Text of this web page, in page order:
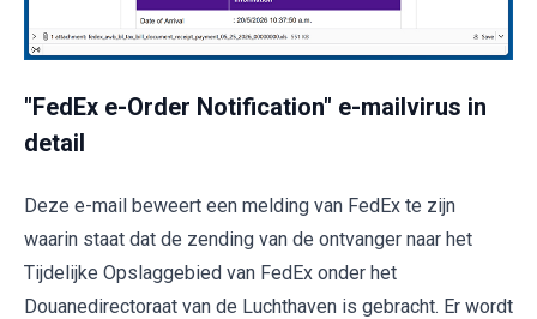
"FedEx e-Order Notification" e-mailvirus in
detail
Deze e-mail beweert een melding van FedEx te zijn
waarin staat dat de zending van de ontvanger naar het
Tijdelijke Opslaggebied van FedEx onder het
Douanedirectoraat van de Luchthaven is gebracht. Er wordt